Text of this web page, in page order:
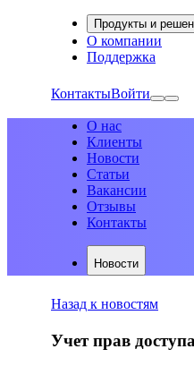
Продукты и
О компании
Поддержка
КонтактыВойти
О нас
Клиенты
Новости
Статьи
Вакансии
Отзывы
Контакты
Новости
Назад к новостям
Учет прав